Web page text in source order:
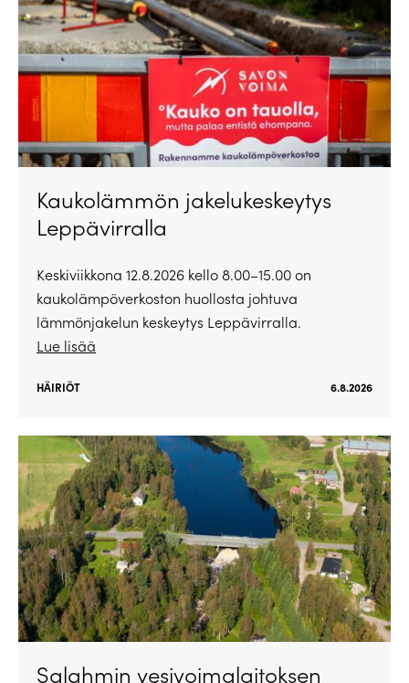
Kaukolämmön jakelukeskeytys
Leppävirralla
Keskiviikkona 12.8.2026 kello 8.00–15.00 on
kaukolämpöverkoston huollosta johtuva
lämmönjakelun keskeytys Leppävirralla.
Lue lisää
HÄIRIÖT 6.8.2026
Salahmin vesivoimalaitoksen